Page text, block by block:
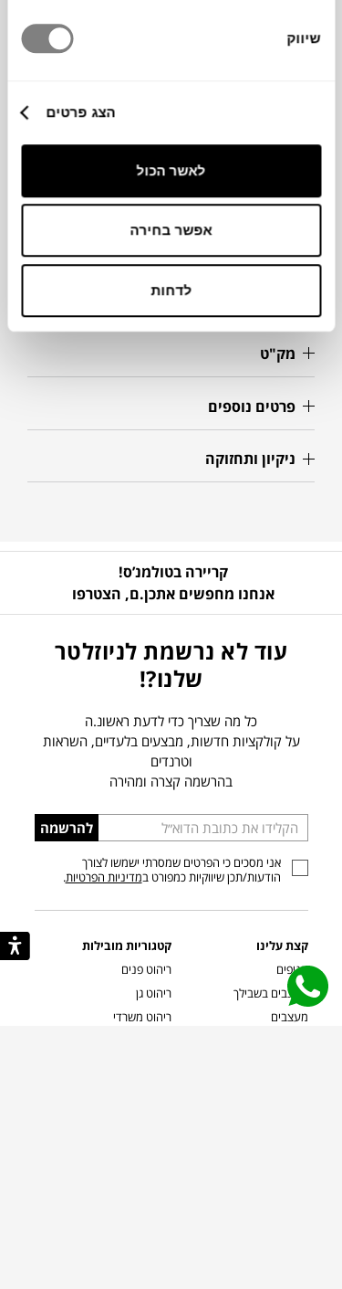
שיווק
הצג פרטים
לאשר הכול
אפשר בחירה
לדחות
במרפסת או בגינה, ומכניסה לחלל החיצוני
180X84X233H ס"מ
מק"ט
פרטים נוספים
ניקיון ותחזוקה
קריירה בטולמנ’ס!
אנחנו מחפשים אתכן.ם, הצטרפו
עוד לא נרשמת לניוזלטר
שלנו?!
כל מה שצריך כדי לדעת ראשונ.ה
על קולקציות חדשות, מבצעים בלעדיים, השראות
וטרנדים
בהרשמה קצרה ומהירה
הכניסו
כתובת
דוא”ל
להרשמה
אני מסכים כי הפרטים שמסרתי ישמשו לצורך
הודעות/תכן שיווקיות כמפורט במדיניות הפרטיות.
קצת עלינו
סניפים
מעצבים בשבילך
מעצבים
קטגוריות מובילות
ריהוט פנים
ריהוט גן
ריהוט משרדי